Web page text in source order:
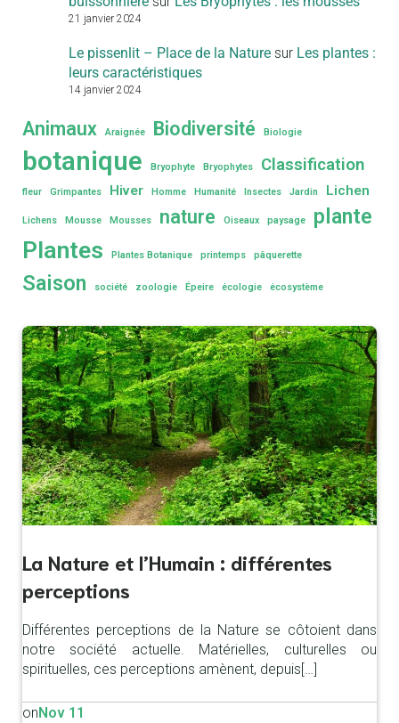
21 janvier 2024
Le pissenlit – Place de la Nature sur Les plantes :
leurs caractéristiques
14 janvier 2024
Animaux Araignée Biodiversité Biologie
botanique Bryophyte Bryophytes Classification
fleur Grimpantes Hiver Homme Humanité Insectes Jardin Lichen
Lichens Mousse Mousses nature Oiseaux paysage plante
Plantes Plantes Botanique printemps pâquerette
Saison société zoologie Épeire écologie écosystème
La Nature et l’Humain : différentes
perceptions
Différentes perceptions de la Nature se côtoient dans
notre société actuelle. Matérielles, culturelles ou
spirituelles, ces perceptions amènent, depuis[…]
on Nov 11